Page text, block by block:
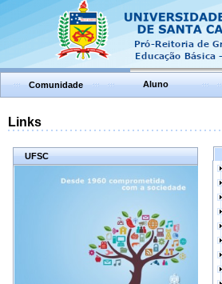
Comunidade Aluno
Links
UFSC